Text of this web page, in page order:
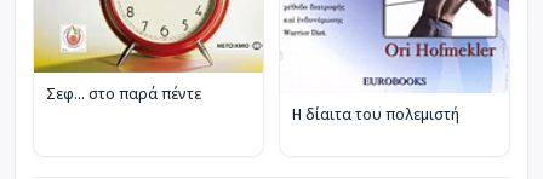
Σεφ… στο παρά πέντε
Η δίαιτα του πολεμιστή